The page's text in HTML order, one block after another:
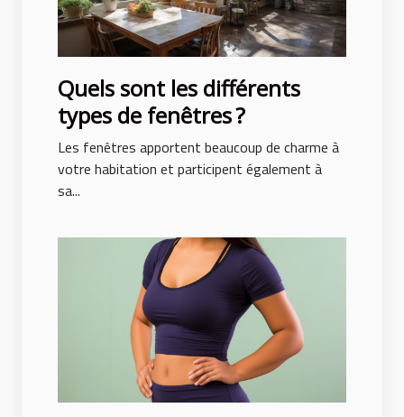
Quels sont les différents
types de fenêtres ?
Les fenêtres apportent beaucoup de charme à
votre habitation et participent également à
sa...